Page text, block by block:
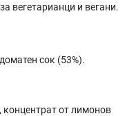
вегетарианци и вегани.
сок (53%).
концентрат от лимонов